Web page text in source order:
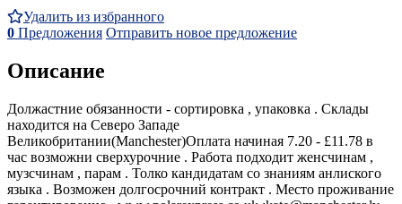
Удалить из избранного
0 Предложения Отправить новое предложение
Описание
Должастние обязанности - сортировка , упаковка . Склады
находится на Северо Западе
Великобритании(Manchester)Оплата начиная 7.20 - £11.78 в
час возможни сверхурочние . Pабота подходит женсчинам ,
музсчинам , парам . Толко кандидатам со знаниям анлиского
языка . Возможен долгосрочний контракт . Место проживание